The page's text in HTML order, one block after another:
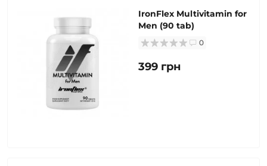
IronFlex Multivitamin for
Men (90 tab)
0
399 грн